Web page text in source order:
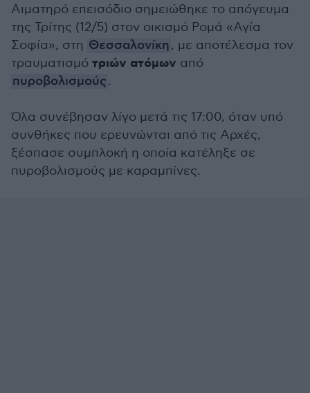
Αιματηρό επεισόδιο σημειώθηκε το απόγευμα
της Τρίτης (12/5) στον οικισμό Ρομά «Αγία
Σοφία», στη Θεσσαλονίκη, με αποτέλεσμα τον
τραυματισμό τριών ατόμων από
πυροβολισμούς.
Όλα συνέβησαν λίγο μετά τις 17:00, όταν υπό
συνθήκες που ερευνώνται από τις Αρχές,
ξέσπασε συμπλοκή η οποία κατέληξε σε
πυροβολισμούς με καραμπίνες.